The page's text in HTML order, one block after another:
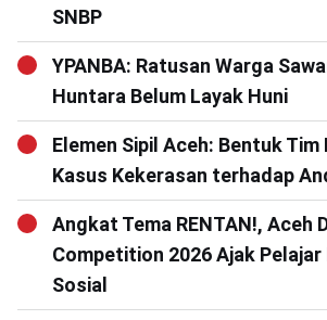
SNBP
YPANBA: Ratusan Warga
Huntara Belum Layak Huni
Elemen Sipil Aceh: Bentuk Tim
Kasus Kekerasan terhadap
Angkat Tema RENTAN!, Aceh
Competition 2026 Ajak Pelajar
Sosial